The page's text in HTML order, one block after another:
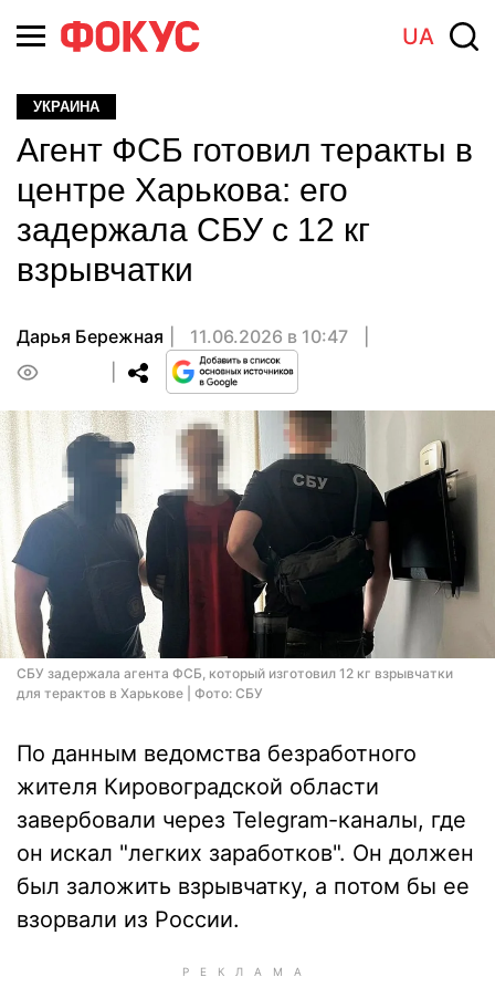
UA
УКРАИНА
Агент ФСБ готовил теракты в
центре Харькова: его
задержала СБУ с 12 кг
взрывчатки
Дарья Бережная
11.06.2026 в 10:47
СБУ задержала агента ФСБ, который изготовил 12 кг взрывчатки
для терактов в Харькове | Фото: СБУ
По данным ведомства безработного
жителя Кировоградской области
завербовали через Telegram-каналы, где
он искал "легких заработков". Он должен
был заложить взрывчатку, а потом бы ее
взорвали из России.